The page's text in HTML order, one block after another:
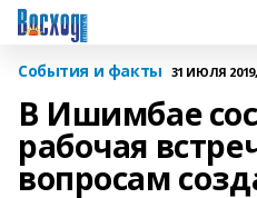
События и факты 31 ИЮЛЯ 2019,
В Ишимбае
рабочая
вопросам